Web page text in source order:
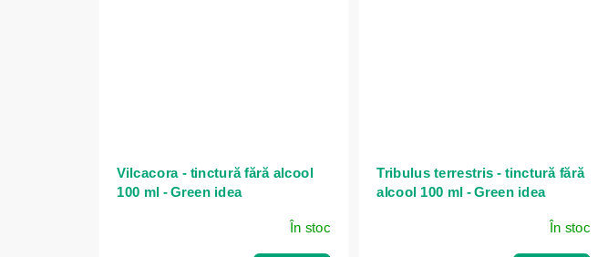
Vilcacora - tinctură fără alcool
100 ml - Green idea
În stoc
Tribulus terrestris - tinctură fără
alcool 100 ml - Green idea
În stoc